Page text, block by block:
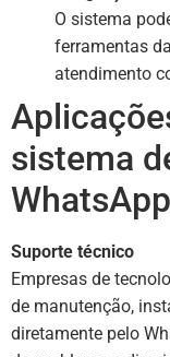
O sistema
ferramentas
atendimento
sistema
WhatsApp
Suporte técnico
Empresas de
de manutenção,
diretamente pelo